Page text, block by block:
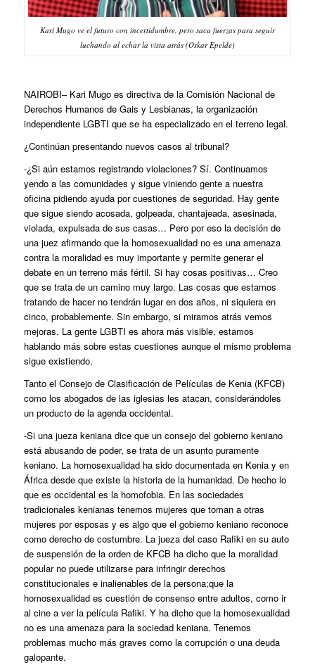
Kari Mugo ve el futuro con incertidumbre, pero saca fuerzas para seguir
luchando al echar la vista atrás (Oskar Epelde)
NAIROBI– Kari Mugo es directiva de la Comisión Nacional de
Derechos Humanos de Gais y Lesbianas, la organización
independiente LGBTI que se ha especializado en el terreno legal.
¿Continúan presentando nuevos casos al tribunal?
-¿Si aún estamos registrando violaciones? Sí. Continuamos
yendo a las comunidades y sigue viniendo gente a nuestra
oficina pidiendo ayuda por cuestiones de seguridad. Hay gente
que sigue siendo acosada, golpeada, chantajeada, asesinada,
violada, expulsada de sus casas… Pero por eso la decisión de
una juez afirmando que la homosexualidad no es una amenaza
contra la moralidad es muy importante y permite generar el
debate en un terreno más fértil. Si hay cosas positivas… Creo
que se trata de un camino muy largo. Las cosas que estamos
tratando de hacer no tendrán lugar en dos años, ni siquiera en
cinco, probablemente. Sin embargo, si miramos atrás vemos
mejoras. La gente LGBTI es ahora más visible, estamos
hablando más sobre estas cuestiones aunque el mismo problema
sigue existiendo.
Tanto el Consejo de Clasificación de Películas de Kenia (KFCB)
como los abogados de las iglesias les atacan, considerándoles
un producto de la agenda occidental.
-Si una jueza keniana dice que un consejo del gobierno keniano
está abusando de poder, se trata de un asunto puramente
keniano. La homosexualidad ha sido documentada en Kenia y en
África desde que existe la historia de la humanidad. De hecho lo
que es occidental es la homofobia. En las sociedades
tradicionales kenianas tenemos mujeres que toman a otras
mujeres por esposas y es algo que el gobierno keniano reconoce
como derecho de costumbre. La jueza del caso Rafikien su auto
de suspensión de la orden de KFCB ha dicho que la moralidad
popular no puede utilizarse para infringir derechos
constitucionales e inalienables de la persona;que la
homosexualidad es cuestión de consenso entre adultos, como ir
al cine a ver la película Rafiki. Y ha dicho que la homosexualidad
no es una amenaza para la sociedad keniana. Tenemos
problemas mucho más graves como la corrupción o una deuda
galopante.